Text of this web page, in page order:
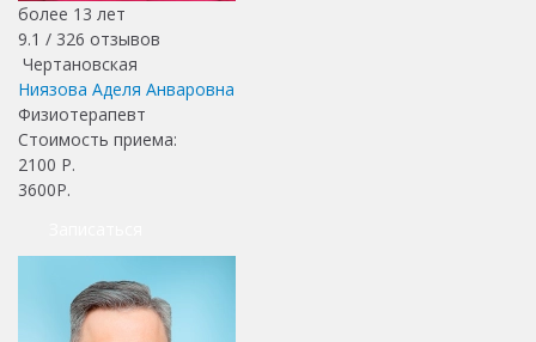
более 13 лет
9.1 / 326 отзывов
Чертановская
Ниязова Аделя Анваровна
Физиотерапевт
Стоимость приема:
2100 Р.
3600Р.